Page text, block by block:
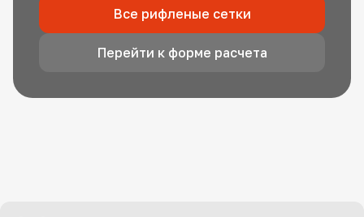
Все рифленые сетки
Перейти к форме расчета